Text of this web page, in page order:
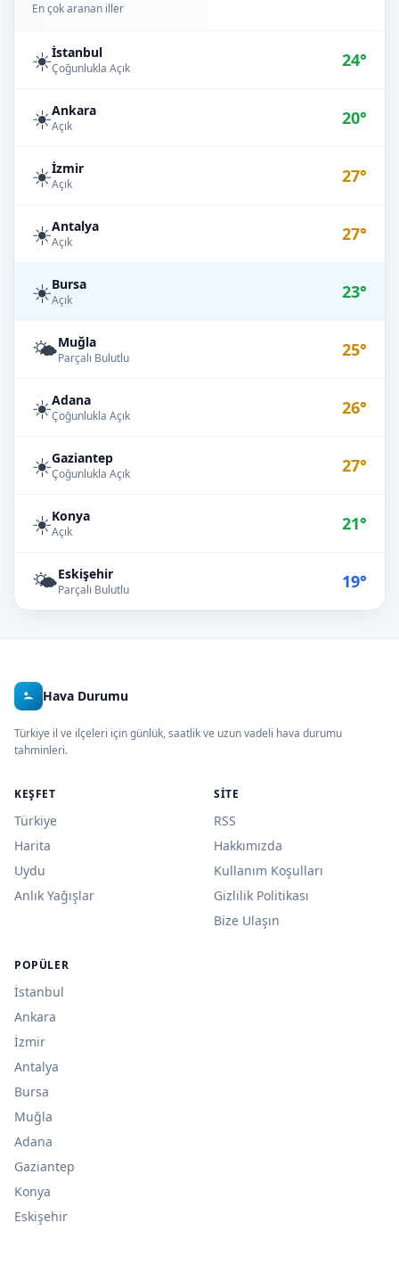
En çok aranan iller
☀️İstanbul
Çoğunlukla Açık 24°
☀️Ankara
Açık 20°
☀️İzmir
Açık 27°
☀️Antalya
Açık 27°
☀️Bursa
Açık 23°
🌤️Muğla
Parçalı Bulutlu 25°
☀️Adana
Çoğunlukla Açık 26°
☀️Gaziantep
Çoğunlukla Açık 27°
☀️Konya
Açık 21°
🌤️Eskişehir
Parçalı Bulutlu 19°
Hava Durumu
Türkiye il ve ilçeleri için günlük, saatlik ve uzun vadeli hava durumu
tahminleri.
KEŞFET
Türkiye
Harita
Uydu
Anlık Yağışlar
SITE
RSS
Hakkımızda
Kullanım Koşulları
Gizlilik Politikası
Bize Ulaşın
POPÜLER
İstanbul
Ankara
İzmir
Antalya
Bursa
Muğla
Adana
Gaziantep
Konya
Eskişehir